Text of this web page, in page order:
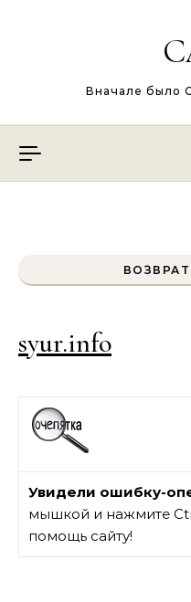
Вначале было
syur.info
Увидели ошибку-
мышкой и нажмите
помощь сайту!